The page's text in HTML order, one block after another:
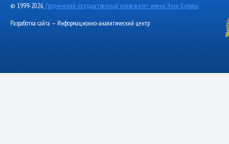
© 1999-2026, Гродненский государственный университет имени Янки Купалы
Разработка сайта — Информационно-аналитический центр